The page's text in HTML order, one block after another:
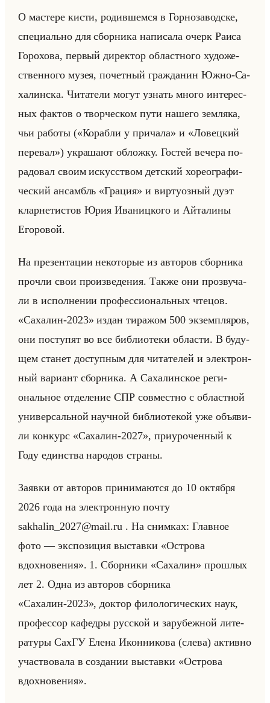
О ма­сте­ре кисти, ро­див­шем­ся в Гор­но­за­вод­ске,
спе­ци­ально для сбор­ни­ка на­пи­са­ла очерк Раиса
Го­ро­хо­ва, пер­вый ди­рек­тор об­ласт­но­го ху­до­же­
ствен­но­го музея, по­чет­ный граж­да­нин Южно-Са­
ха­лин­ска. Чи­та­те­ли могут узнать много ин­те­рес­
ных фак­тов о твор­че­ском пути на­ше­го зем­ля­ка,
чьи ра­бо­ты («Корабли у причала» и «Ловецкий
перевал») укра­ша­ют об­лож­ку. Го­стей ве­че­ра по­
ра­до­вал своим ис­кус­ством дет­ский хо­рео­гра­фи­
че­ский ан­самбль «Грация» и вир­ту­оз­ный дуэт
клар­не­ти­стов Юрия Ива­ниц­ко­го и Айта­ли­ны
Его­ро­вой.
На пре­зен­та­ции неко­то­рые из ав­то­ров сбор­ни­ка
про­чли свои про­из­ве­де­ния. Также они про­зву­ча­
ли в ис­пол­не­нии про­фес­си­ональных чте­цов.
«Сахалин-2023» издан ти­ра­жом 500 эк­зем­пля­ров,
они по­сту­пят во все биб­лио­те­ки об­ла­сти. В бу­ду­
щем ста­нет до­ступ­ным для чи­та­те­лей и элек­трон­
ный ва­ри­ант сбор­ни­ка. А Са­ха­лин­ское ре­ги­
ональное от­де­ле­ние СПР сов­мест­но с об­ласт­ной
уни­вер­сальной на­уч­ной биб­лио­те­кой уже объяви­
ли кон­курс «Сахалин-2027», при­уро­чен­ный к
Году един­ства на­ро­дов стра­ны.
За­яв­ки от ав­то­ров при­ни­ма­ют­ся до 10 ок­тяб­ря
2026 года на элек­трон­ную почту
sakhalin_2027@mail.ru . На сним­ках: Глав­ное
фото — экс­по­зи­ция вы­став­ки «Острова
вдохновения». 1. Сбор­ни­ки «Сахалин» про­шлых
лет 2. Одна из ав­то­ров сбор­ни­ка
«Сахалин-2023», док­тор фи­ло­ло­ги­че­ских наук,
про­фес­сор ка­фед­ры рус­ской и за­ру­беж­ной ли­те­
ра­ту­ры СахГУ Елена Икон­ни­ко­ва (слева) ак­тив­но
участ­во­ва­ла в со­зда­нии вы­став­ки «Острова
вдохновения».